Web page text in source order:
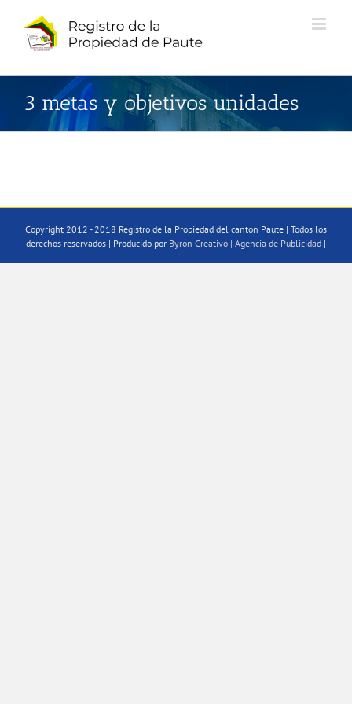
contenido
3 metas y objetivos unidades
Copyright 2012 - 2018 Registro de la Propiedad del canton Paute | Todos los
derechos reservados | Producido por Byron Creativo | Agencia de Publicidad |